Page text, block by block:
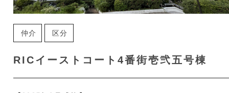
仲介 区分
RICイーストコート4番街壱弐五号棟